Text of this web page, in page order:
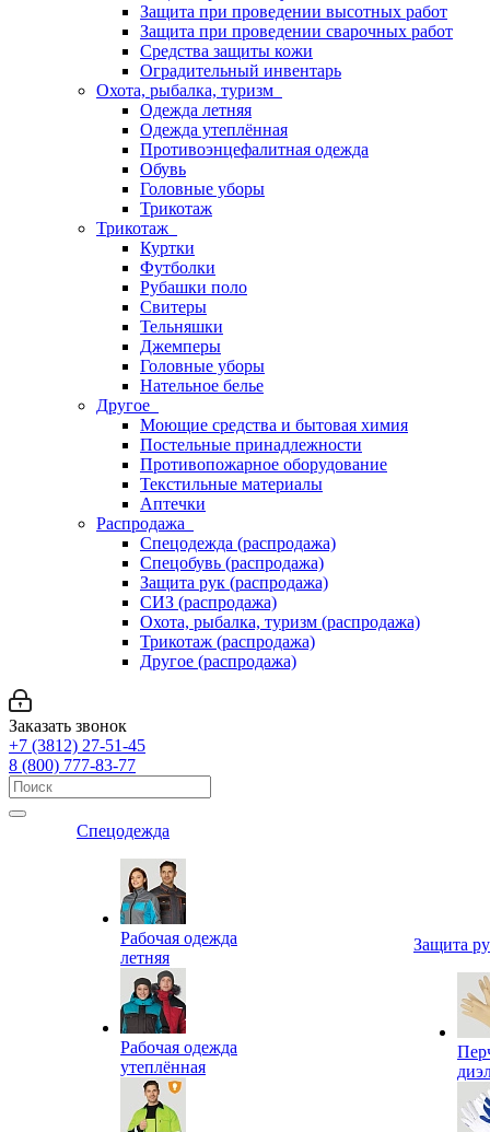
Защита при проведении высотных работ
Защита при проведении сварочных работ
Средства защиты кожи
Оградительный инвентарь
Охота, рыбалка, туризм
Одежда летняя
Одежда утеплённая
Противоэнцефалитная одежда
Обувь
Головные уборы
Трикотаж
Трикотаж
Куртки
Футболки
Рубашки поло
Свитеры
Тельняшки
Джемперы
Головные уборы
Нательное белье
Другое
Моющие средства и бытовая химия
Постельные принадлежности
Противопожарное оборудование
Текстильные материалы
Аптечки
Распродажа
Спецодежда (распродажа)
Спецобувь (распродажа)
Защита рук (распродажа)
СИЗ (распродажа)
Охота, рыбалка, туризм (распродажа)
Трикотаж (распродажа)
Другое (распродажа)
Заказать звонок
+7 (3812) 27-51-45
8 (800) 777-83-77
Спецодежда
Рабочая одежда
летняя
Рабочая одежда
утеплённая
Защита